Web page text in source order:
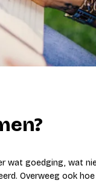
wat goedging, wat
Overweeg ook